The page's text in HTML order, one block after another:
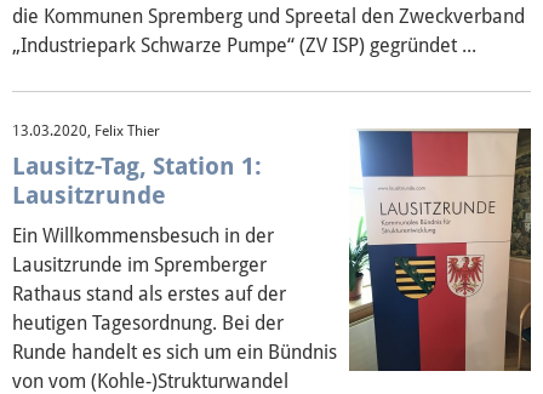
die Kommunen Spremberg und Spreetal den Zweckverband
„Industriepark Schwarze Pumpe“ (ZV ISP) gegründet ...
13.03.2020, Felix Thier
Lausitz-Tag, Station 1:
Lausitzrunde
Ein Willkommensbesuch in der
Lausitzrunde im Spremberger
Rathaus stand als erstes auf der
heutigen Tagesordnung. Bei der
Runde handelt es sich um ein Bündnis
von vom (Kohle-)Strukturwandel